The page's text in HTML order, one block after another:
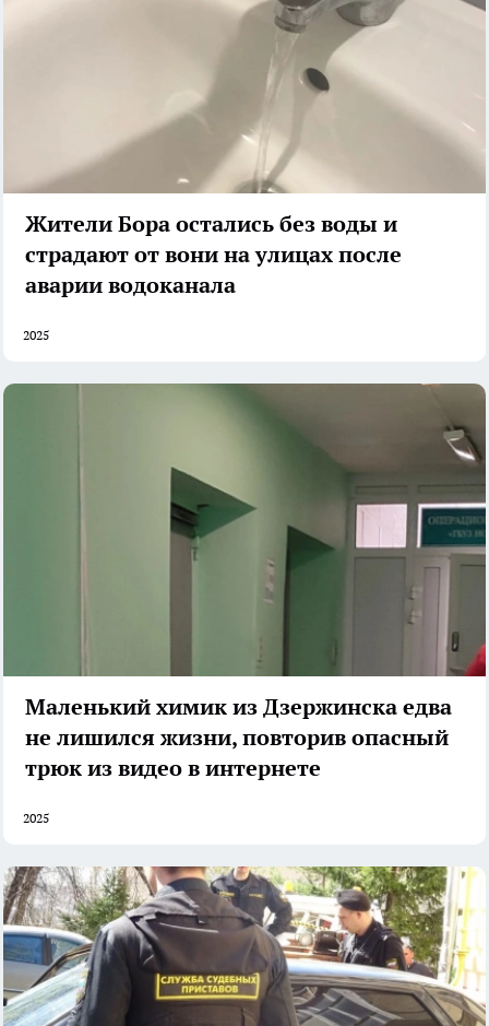
Жители Бора остались без воды и
страдают от вони на улицах после
аварии водоканала
2025
Маленький химик из Дзержинска едва
не лишился жизни, повторив опасный
трюк из видео в интернете
2025